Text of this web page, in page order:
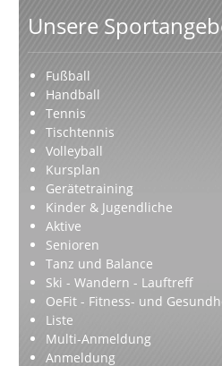
Unsere
Fußball
Handball
Tennis
Tischtennis
Volleyball
Kursplan
Gerätetraining
Kinder & Jugendliche
Aktive
Senioren
Tanz und Balance
Ski - Wandern - Lauftreff
OeFit - Fitness- und
Liste
Multi-Anmeldung
Anmeldung